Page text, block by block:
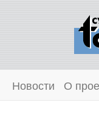
Новости О